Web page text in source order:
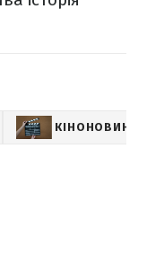
КІНОНОВИНИ